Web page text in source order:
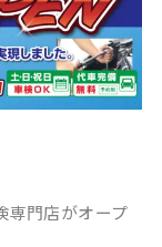
専門店がオープ